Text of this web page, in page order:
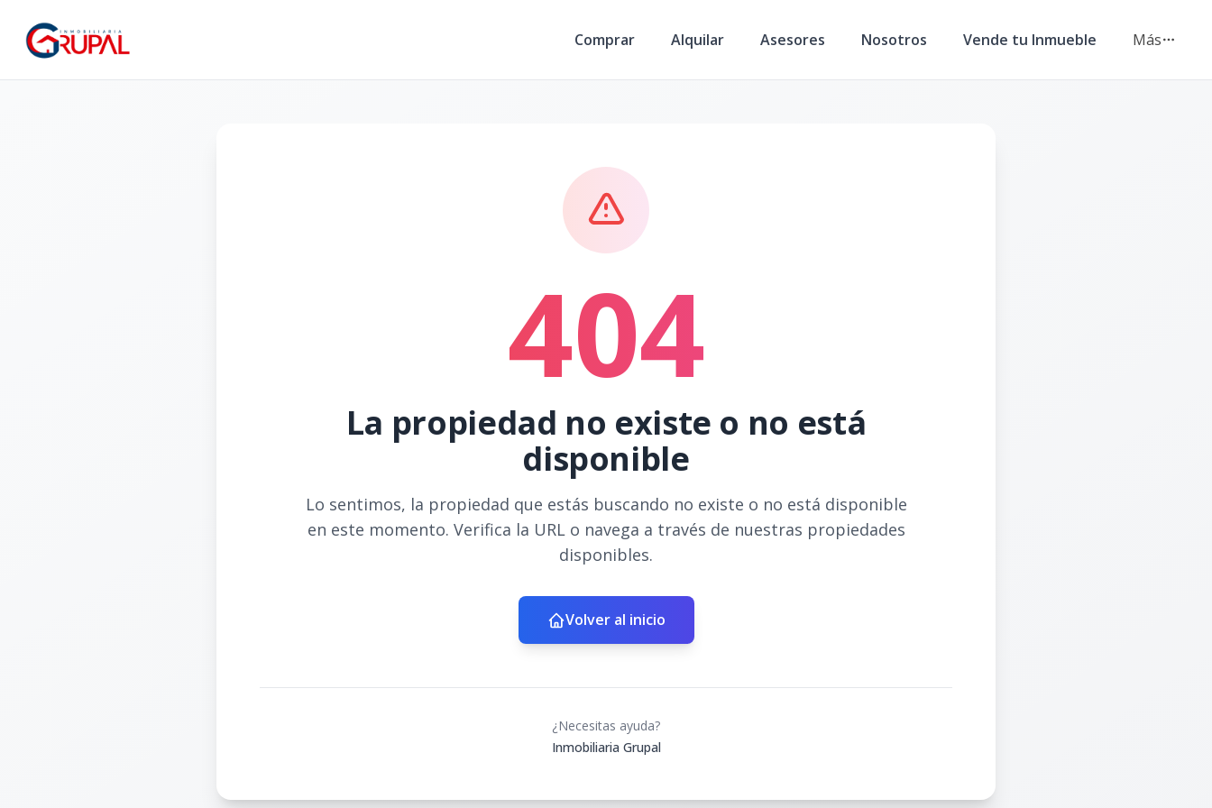
Comprar Alquilar Asesores Nosotros Vende tu Inmueble Más
404
La propiedad no existe o no está
disponible
Lo sentimos, la propiedad que estás buscando no existe o no está disponible
en este momento. Verifica la URL o navega a través de nuestras propiedades
disponibles.
Volver al inicio
¿Necesitas ayuda?
Inmobiliaria Grupal